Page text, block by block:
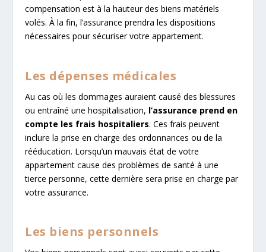
compensation est à la hauteur des biens matériels
volés. À la fin, l’assurance prendra les dispositions
nécessaires pour sécuriser votre appartement.
Les dépenses médicales
Au cas où les dommages auraient causé des blessures
ou entraîné une hospitalisation, l’assurance prend en
compte les frais hospitaliers. Ces frais peuvent
inclure la prise en charge des ordonnances ou de la
rééducation. Lorsqu’un mauvais état de votre
appartement cause des problèmes de santé à une
tierce personne, cette dernière sera prise en charge par
votre assurance.
Les biens personnels